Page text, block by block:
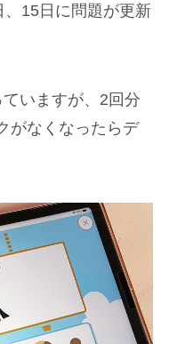
、15日に問題が更新
いますが、2回分
がなくなったらデ